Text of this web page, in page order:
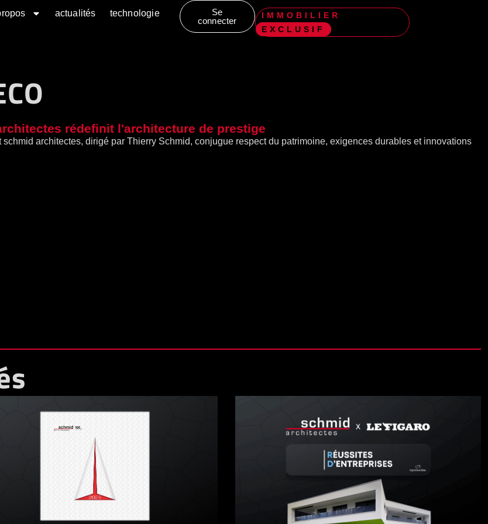
actualités technologie
Se
connecter
IMMOBILIER
EXCLUSIF
rédefinit l'architecture de prestige
architectes, dirigé par Thierry Schmid, conjugue respect du patrimoine, exigences durables et innovations